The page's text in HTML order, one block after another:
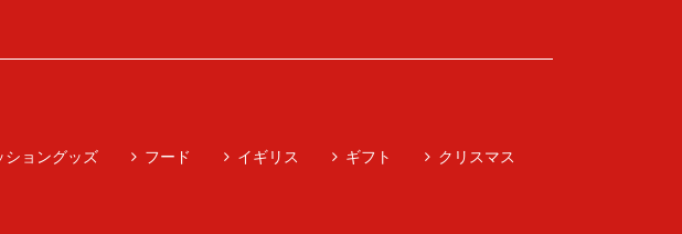
ショングッズ フード イギリス ギフト クリスマス